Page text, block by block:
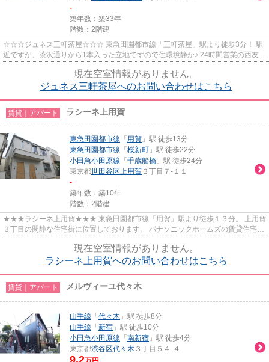
-
築年数：築33年
階数：2階建
☆☆☆ジュネス三軒茶屋☆☆☆ 東急田園都市線「三軒茶屋」駅より徒歩3分！ 駅
近ですが、茶沢通りから1本入った立地ですので住環境静か♪ 24時間営業の西友や
現在空室情報がありません。
ジュネス三軒茶屋へのお問い合わせはこちら
賃貸｜アパート ラシーネ上用賀
東急田園都市線 「 用賀 」駅 徒歩13分
東急田園都市線 「 桜新町 」駅 徒歩22分
小田急小田原線 「 千歳船橋 」駅 徒歩24分
東京都世田谷区上用賀 ３丁目７-１１
-
築年数：築10年
階数：2階建
★★★ラシーネ上用賀★★★ 東急田園都市線「用賀」駅より徒歩１３分。 上用賀
３丁目の閑静な住宅街に位置しております。 パナソニックホームズの賃貸住宅ユ
現在空室情報がありません。
ラシーネ上用賀へのお問い合わせはこちら
賃貸｜アパート メルヴィーユ代々木
山手線 「 代々木 」駅 徒歩8分
山手線 「 新宿 」駅 徒歩10分
小田急小田原線 「 南新宿 」駅 徒歩4分
東京都渋谷区代々木 ３丁目５４-４
9.2